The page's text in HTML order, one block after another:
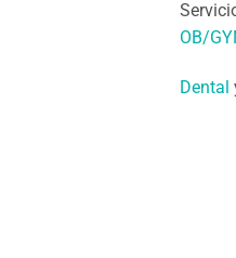
OB/
Dental